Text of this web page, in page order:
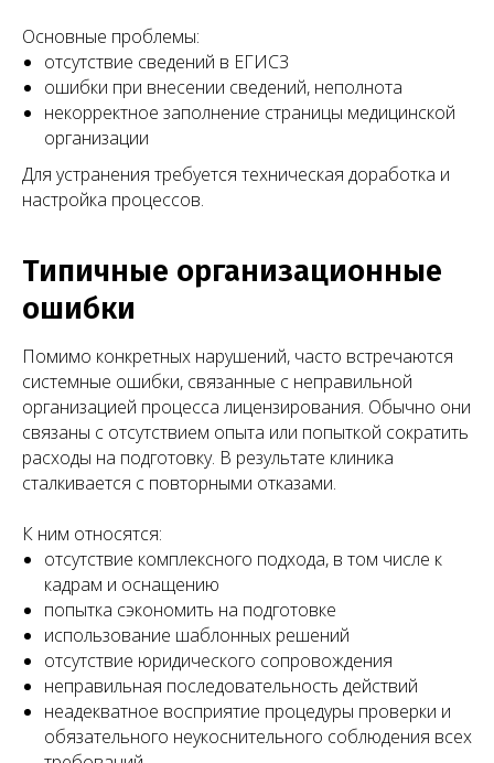
Основные проблемы:
отсутствие сведений в ЕГИСЗ
ошибки при внесении сведений, неполнота
некорректное заполнение страницы медицинской
организации
Для устранения требуется техническая доработка и
настройка процессов.
Типичные организационные
ошибки
Помимо конкретных нарушений, часто встречаются
системные ошибки, связанные с неправильной
организацией процесса лицензирования. Обычно они
связаны с отсутствием опыта или попыткой сократить
расходы на подготовку. В результате клиника
сталкивается с повторными отказами.
К ним относятся:
отсутствие комплексного подхода, в том числе к
кадрам и оснащению
попытка сэкономить на подготовке
использование шаблонных решений
отсутствие юридического сопровождения
неправильная последовательность действий
неадекватное восприятие процедуры проверки и
обязательного неукоснительного соблюдения всех
ключевых аспектов регулирования медицинской
деятельности: трудовые отношения,
лицензирование, защита прав пациентов, договорная
работа и многое другое.